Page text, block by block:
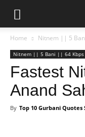
Home Nitnem || 5
Nitnem || 5 Bani || 64 Kbps
Fastest
Anand
By Top 10 Gurbani Quotes